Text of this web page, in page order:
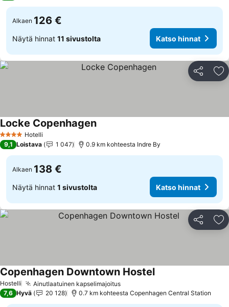
Alkaen 126 €
Näytä hinnat 11 sivustolta Katso hinnat
Jaa
4 Tähtiluokitus
Hotelli
Locke CopenhagenKatso hinnat
9,1 Loistava 1 047 0.9 km kohteesta Indre By
Alkaen 138 €
Näytä hinnat 1 sivustolta Katso hinnat
Jaa
Hostelli Ainutlaatuinen kapselimajoitusKatso hinnat
Copenhagen Downtown HostelKatso hinnat
7,6 Hyvä 20 128 0.7 km kohteesta Copenhagen Central Station